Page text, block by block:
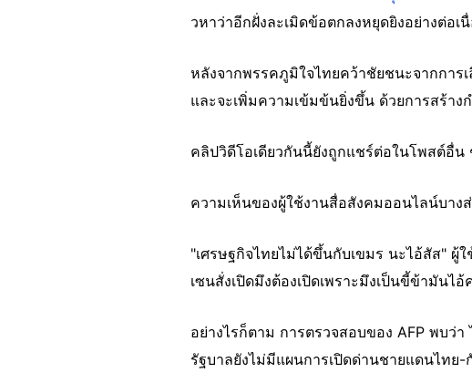
วหาว่าอีกฝั่งละเมิดข้อตกลงหยุดยิงอย่างต่อเ
หลังจากพรรคภูมิใจไทยคว้าชัยชนะจากกา
และจะเพิ่มความเข้มข้นยิ่งขึ้น ด้วยการสร้า
คลิปวิดีโอเดียวกันนี้ยังถูกแชร์ต่อในโพสต์อื่น
ความเห็นของผู้ใช้งานสื่อสังคมออนไลน์บาง
"เศรษฐกิจไทยไม่ได้ขึ้นกับเขมร นะไอ้สัส" ผู้
เซนสั่งเปิดมึงต้องเปิดเพราะมึงเป็นขี้ข้ามันไอ้
อย่างไรก็ตาม การตรวจสอบของ AFP พบว่
รัฐบาลยังไม่มีแผนการเปิดด่านชายแดนไทย